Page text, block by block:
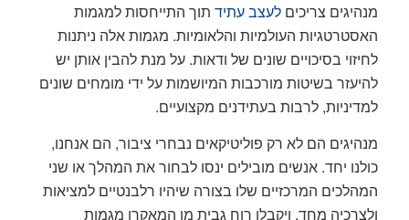
מנהיגים צריכים לעצב עתידתוך התייחסות למגמות
האסטרטגיות העולמיות והלאומיות. מגמות אלה ניתנות
לחיזוי בסיכויים שונים של ודאות. על מנת להבין אותן יש
להיעזר בשיטות מורכבות המיושמות על ידי מומחים שונים
למדיניות, לרבות בעתידנים מקצועיים.
מנהיגים הם לא רק פוליטיקאים נבחרי ציבור, הם אנחנו,
כולנו יחד. אנשים מובילים ינסו לבחור את המהלך או שני
המהלכים המרכזיים שלו בצורה שיהיו רלבנטיים למציאות
ולצרכיה מחד, ויקבלו רוח גבית מן המאקרו מגמות